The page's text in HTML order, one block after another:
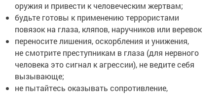
оружия и привести к человеческим жертвам;
будьте готовы к применению террористами
повязок на глаза, кляпов, наручников или веревок
переносите лишения, оскорбления и унижения,
не смотрите преступникам в глаза (для нервного
человека это сигнал к агрессии), не ведите себя
вызывающе;
не пытайтесь оказывать сопротивление,